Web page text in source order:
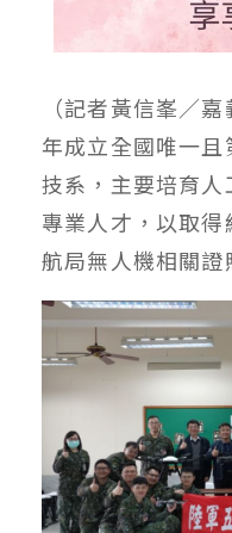
（記者黃信峯／
年成立全國唯一
技系，主要培育
專業人才，以取
航局無人機相關證